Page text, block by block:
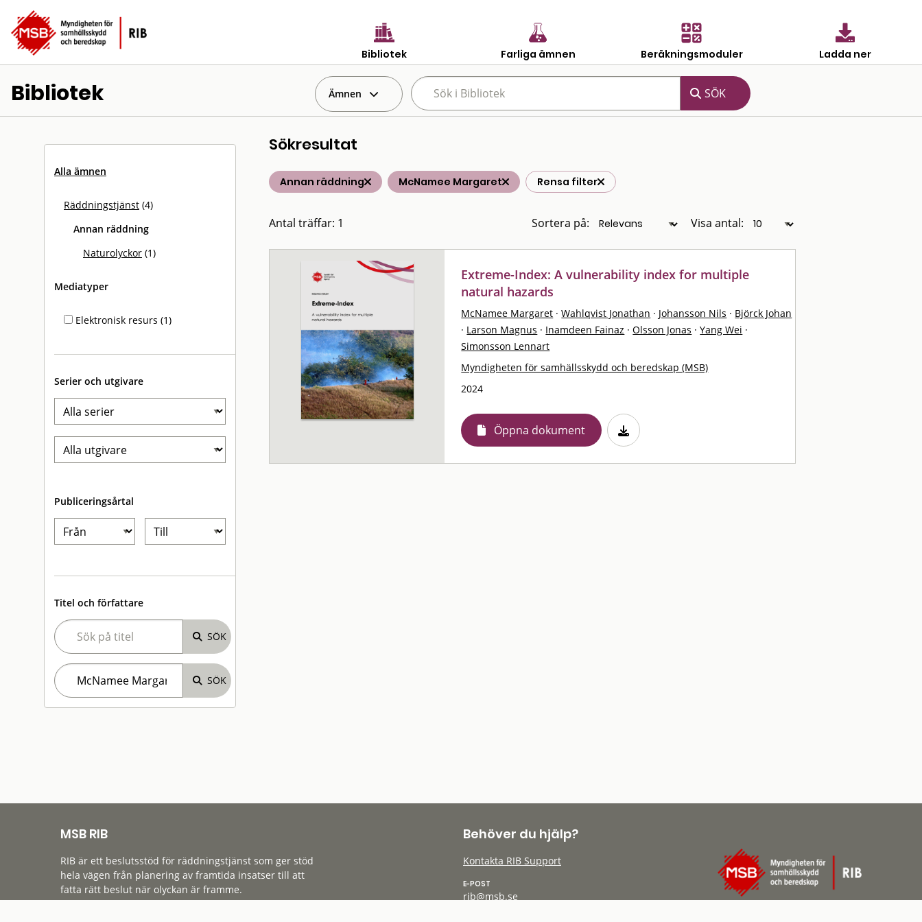
Bibliotek Farliga ämnen Beräkningsmoduler Ladda ner
Bibliotek Ämnen
Alla ämnen
Räddningstjänst (4)
Annan räddning
Naturolyckor (1)
Mediatyper
Elektronisk resurs (1)
Serier och utgivare
Publiceringsårtal
Titel och författare
Sökresultat
Annan räddning McNamee Margaret Rensa filter
Antal träffar: 1 Sortera på: Visa antal:
Extreme-Index: A vulnerability index for multiple
natural hazards
McNamee Margaret · Wahlqvist Jonathan · Johansson Nils · Björck Johan
· Larson Magnus · Inamdeen Fainaz · Olsson Jonas · Yang Wei ·
Simonsson Lennart
Myndigheten för samhällsskydd och beredskap (MSB)
2024
Öppna dokument
MSB RIB
RIB är ett beslutsstöd för räddningstjänst som ger stöd
hela vägen från planering av framtida insatser till att
fatta rätt beslut när olyckan är framme.
Behöver du hjälp?
Kontakta RIB Support
E-POST
rib@msb.se